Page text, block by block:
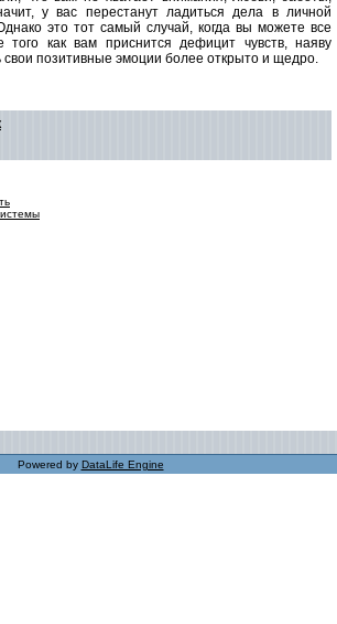
у вас перестанут ладиться дела в личной
это тот самый случай, когда вы можете все
того как вам приснится дефицит чувств, наяву
свои позитивные эмоции более открыто и щедро.
Powered by DataLife Engine